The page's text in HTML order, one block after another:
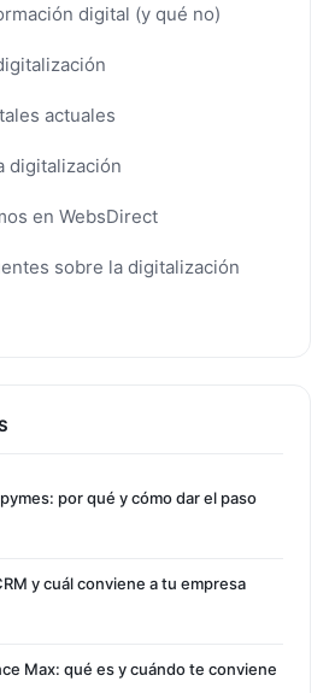
digital (y qué no)
actuales
digitalización
en WebsDirect
sobre la digitalización
por qué y cómo dar el paso
y cuál conviene a tu empresa
Max: qué es y cuándo te conviene